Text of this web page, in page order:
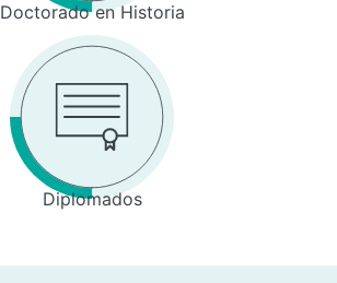
Doctorado en Historia
Diplomados